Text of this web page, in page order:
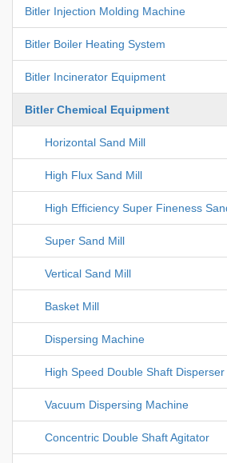
Bitler Injection Molding Machine
Bitler Boiler Heating System
Bitler Incinerator Equipment
Bitler Chemical Equipment
Horizontal Sand Mill
High Flux Sand Mill
High Efficiency Super Fineness
Super Sand Mill
Vertical Sand Mill
Basket Mill
Dispersing Machine
High Speed Double Shaft Disperser
Vacuum Dispersing Machine
Concentric Double Shaft Agitator